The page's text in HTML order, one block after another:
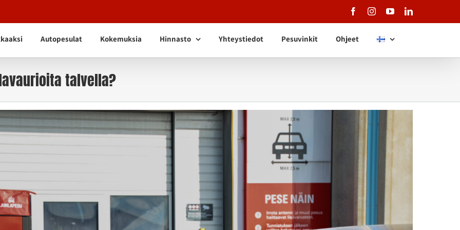
FacebookInstagramYouTubeLinkedIn
Autopesulat Kokemuksia Hinnasto Yhteystiedot Pesuvinkit Ohjeet
talvella?